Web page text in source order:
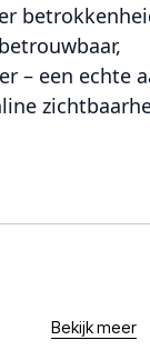
– een echte
Bekijk meer